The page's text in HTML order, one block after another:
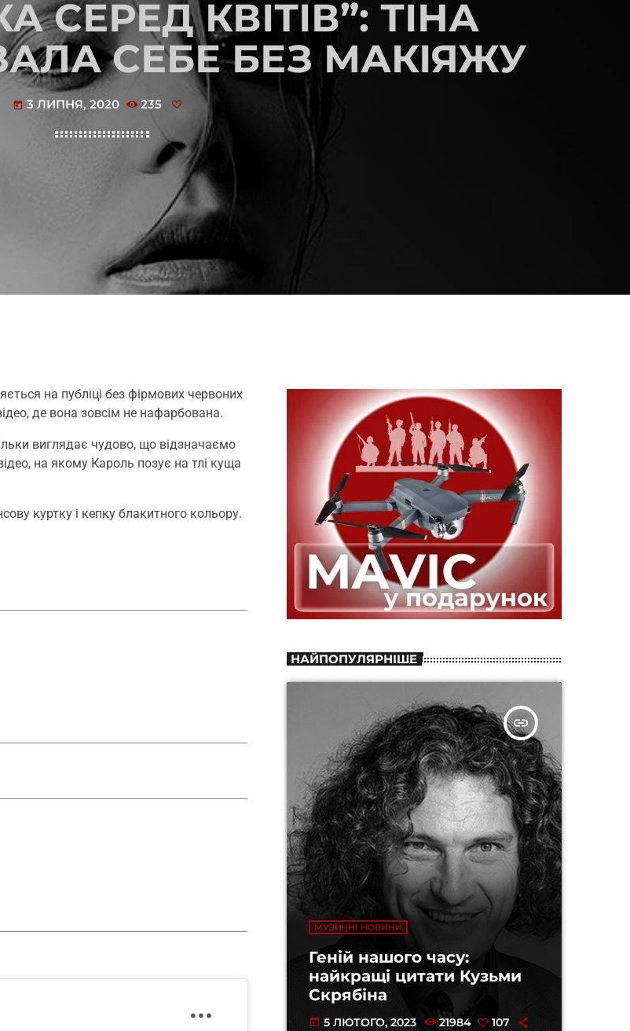
СЕРЕД КВІТІВ”: ТІНА
СЕБЕ БЕЗ МАКІЯЖУ
today 3 ЛИПНЯ, 2020 235
на публіці без фірмових червоних
де вона зовсім не нафарбована.
виглядає чудово, що відзначаємо
на якому Кароль позує на тлі куща
куртку і кепку блакитного кольору.
НАЙПОПУЛЯРНІШЕ
insert_link
МУЗИЧНІ НОВИНИ
Геній нашого часу:
найкращі цитати Кузьми
Скрябіна
today 5 ЛЮТОГО, 2023 21984 107